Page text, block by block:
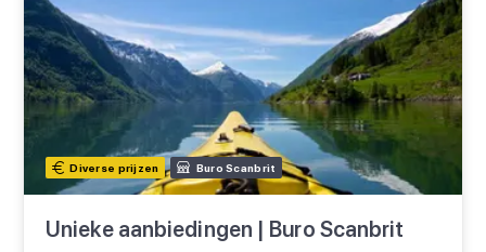
Diverse prijzen Buro Scanbrit
Unieke aanbiedingen | Buro Scanbrit